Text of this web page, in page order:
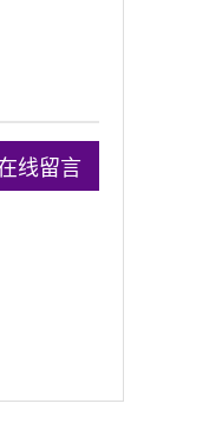
线留言